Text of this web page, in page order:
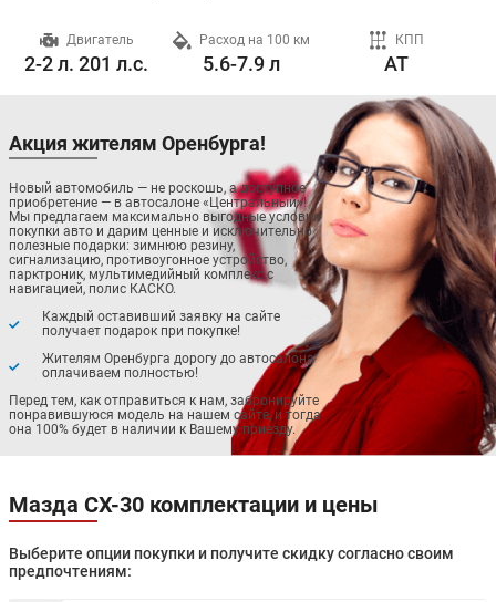
Двигатель
2-2 л. 201 л.с.
Расход на 100 км
5.6-7.9 л
КПП
AT
Акция жителям Оренбурга!
Новый автомобиль — не роскошь, а доступное
приобретение — в автосалоне «Центральный»!
Мы предлагаем максимально выгодные условия
покупки авто и дарим ценные и исключительно
полезные подарки: зимнюю резину,
сигнализацию, противоугонное устройство,
парктроник, мультимедийный комплекс с
навигацией, полис КАСКО.
Каждый оставивший заявку на сайте
получает подарок при покупке!
Жителям Оренбурга дорогу до автосалона
оплачиваем полностью!
Перед тем, как отправиться к нам, забронируйте
понравившуюся модель на нашем сайте, и тогда
она 100% будет в наличии к Вашему приезду.
Мазда СХ-30 комплектации и цены
Выберите опции покупки и получите скидку согласно своим
предпочтениям: